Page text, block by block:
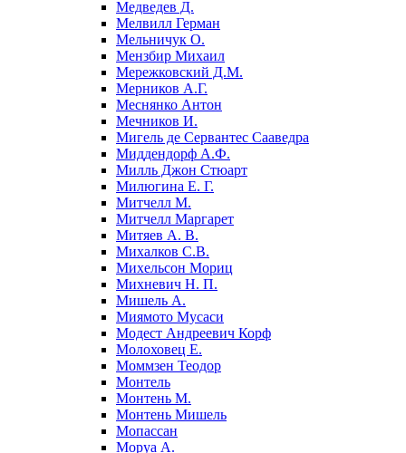
Медведев Д.
Мелвилл Герман
Мельничук О.
Мензбир Михаил
Мережковский Д.М.
Мерников А.Г.
Меснянко Антон
Мечников И.
Мигель де Сервантес Сааведра
Миддендорф А.Ф.
Милль Джон Стюарт
Милюгина Е. Г.
Митчелл М.
Митчелл Маргарет
Митяев А. В.
Михалков С.В.
Михельсон Мориц
Михневич Н. П.
Мишель А.
Миямото Мусаси
Модест Андреевич Корф
Молоховец Е.
Моммзен Теодор
Монтель
Монтень М.
Монтень Мишель
Мопассан
Моруа А.